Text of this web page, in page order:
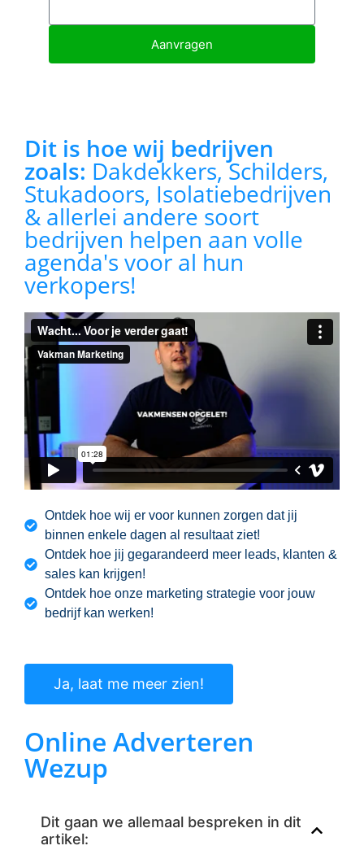
Dit is hoe wij bedrijven
zoals: Dakdekkers, Schilders,
Stukadoors, Isolatiebedrijven
& allerlei andere soort
bedrijven helpen aan volle
agenda's voor al hun
verkopers!
Ontdek hoe wij er voor kunnen zorgen dat jij
binnen enkele dagen al resultaat ziet!
Ontdek hoe jij gegarandeerd meer leads, klanten &
sales kan krijgen!
Ontdek hoe onze marketing strategie voor jouw
bedrijf kan werken!
Ja, laat me meer zien!
Online Adverteren
Wezup
Dit gaan we allemaal bespreken in dit
artikel:
Aanvragen